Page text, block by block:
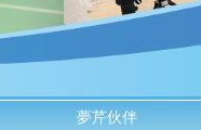
夢芹伙伴